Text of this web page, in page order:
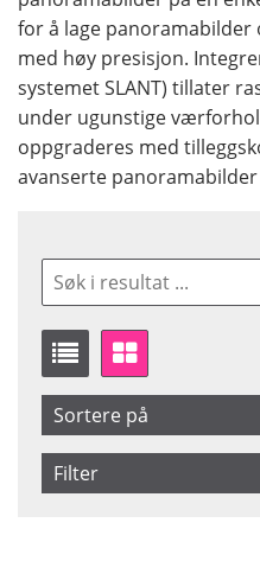
for å lage
med høy presisjon.
systemet SLANT) tillater
under ugunstige
oppgraderes med
avanserte panoramabilder
Sortere på
Filter